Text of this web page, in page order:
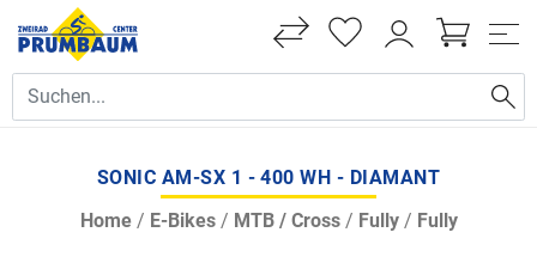
SONIC AM-SX 1 - 400 WH - DIAMANT
Home/ E-Bikes/ MTB / Cross/ Fully/ Fully